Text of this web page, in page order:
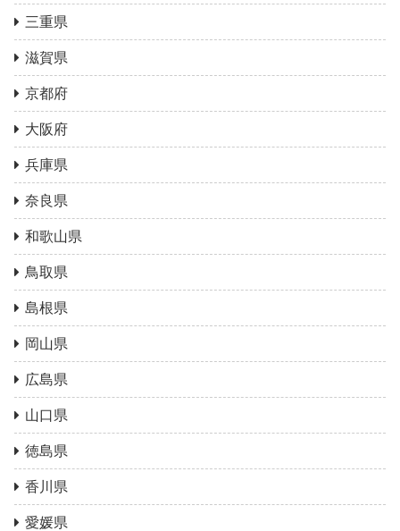
三重県
滋賀県
京都府
大阪府
兵庫県
奈良県
和歌山県
鳥取県
島根県
岡山県
広島県
山口県
徳島県
香川県
愛媛県